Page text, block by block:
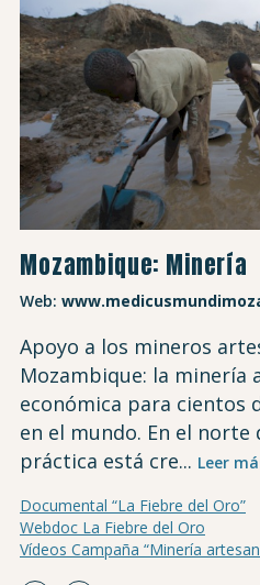
Mozambique: Minería
Web:
Apoyo a los mineros
Mozambique: la minería
económica para cientos
en el mundo. En el norte
práctica está cre... Leer
Documental “La Fiebre del Oro”
Webdoc La Fiebre del Oro
Vídeos Campaña “Minería